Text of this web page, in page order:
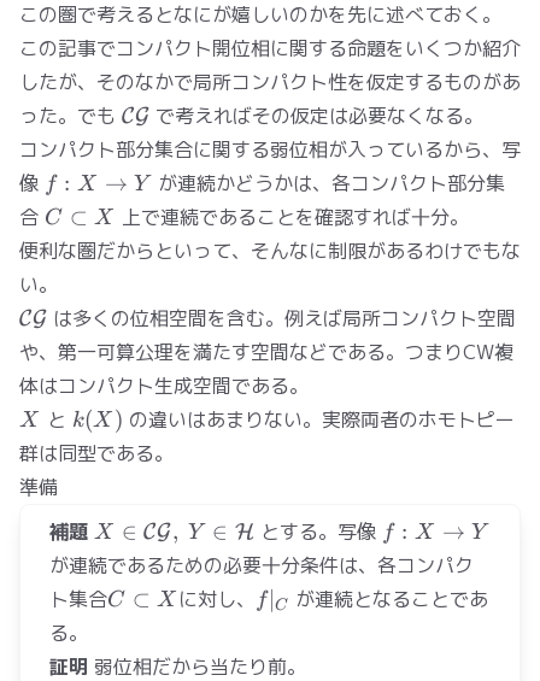
この圏で考えるとなにが嬉しいのかを先に述べておく。
この記事でコンパクト開位相に関する命題をいくつか紹介
したが、そのなかで局所コンパクト性を仮定するものがあ
った。でも \mathcal{CG}
CG で考えればその仮定は必要なくなる。
コンパクト部分集合に関する弱位相が入っているから、写
像 f:X\to
Y
f : X → Y
が連続かどうかは、各コンパクト部分集
合 C\subset
X
C ⊂ X
上で連続であることを確認すれば十分。
便利な圏だからといって、そんなに制限があるわけでもな
い。
\mathcal{CG}
CG は多くの位相空間を含む。例えば局所コンパクト空間
や、第一可算公理を満たす空間などである。つまりCW複
体はコンパクト生成空間である。
X
X と k(X)
k(X ) の違いはあまりない。実際両者のホモトピー
群は同型である。
準備
補題 X\in
\mathcal{CG},\
Y\in
\mathcal{H}
X ∈ CG, Y ∈ H とする。写像 f:X\to
Y
f : X → Y
が連続であるための必要十分条件は、各コンパク
ト集合C\subset
C ⊂ X に対し、 f|_C
f∣ C
が連続となることであ
る。
証明 弱位相だから当たり前。